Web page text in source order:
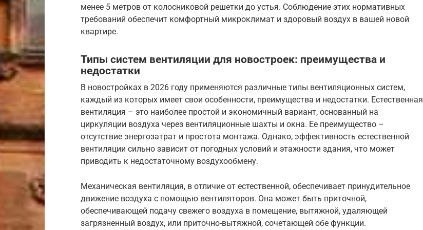
менее 5 метров от колосниковой решетки до устья. Соблюдение этих нормативных
требований обеспечит комфортный микроклимат и здоровый воздух в вашей новой
квартире.
Типы систем вентиляции для новостроек: преимущества и
недостатки
В новостройках в 2026 году применяются различные типы вентиляционных систем,
каждый из которых имеет свои особенности, преимущества и недостатки. Естественная
вентиляция – это наиболее простой и экономичный вариант, основанный на
циркуляции воздуха через вентиляционные шахты и окна. Ее преимущество –
отсутствие энергозатрат и простота монтажа. Однако, эффективность естественной
вентиляции сильно зависит от погодных условий и этажности здания, что может
приводить к недостаточному воздухообмену.
Механическая вентиляция, в отличие от естественной, обеспечивает принудительное
движение воздуха с помощью вентиляторов. Она может быть приточной,
обеспечивающей подачу свежего воздуха в помещение, вытяжной, удаляющей
загрязненный воздух, или приточно-вытяжной, сочетающей обе функции.